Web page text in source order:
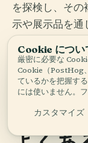
を探検し、そ
示や展示品を通
できます。ドゥ
の歴史に対す
クの文化遺産
理解する機会
Cookie につい
厳密に必要な
Cookie（PostHog
ているかを把握す
には使いません。
カスタマイズ